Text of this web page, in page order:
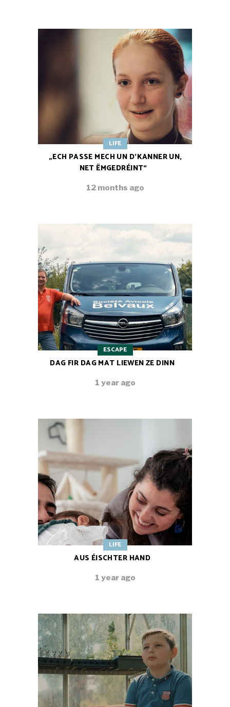
LIFE
„ECH PASSE MECH UN D’KANNER UN,
NET ËMGEDRÉINT“
12 months ago
ESCAPE
DAG FIR DAG MAT LIEWEN ZE DINN
1 year ago
LIFE
AUS ÉISCHTER HAND
1 year ago